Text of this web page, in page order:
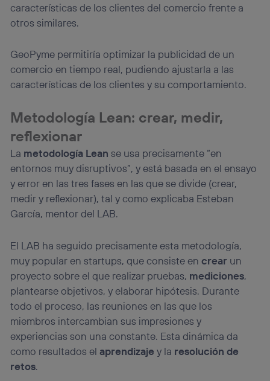
características de los clientes del comercio frente a
otros similares.
GeoPyme permitiría optimizar la publicidad de un
comercio en tiempo real, pudiendo ajustarla a las
características de los clientes y su comportamiento.
Metodología Lean: crear, medir,
reflexionar
La metodología Lean se usa precisamente “en
entornos muy disruptivos”, y está basada en el ensayo
y error en las tres fases en las que se divide (crear,
medir y reflexionar), tal y como explicaba Esteban
García, mentor del LAB.
El LAB ha seguido precisamente esta metodología,
muy popular en startups, que consiste encrear un
proyecto sobre el que realizar pruebas, mediciones,
plantearse objetivos, y elaborar hipótesis. Durante
todo el proceso, las reuniones en las que los
miembros intercambian sus impresiones y
experiencias son una constante. Esta dinámica da
como resultados el aprendizaje y la resolución de
retos.